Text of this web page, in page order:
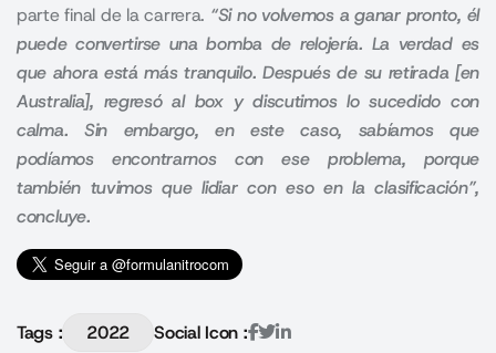
parte final de la carrera. “Si no volvemos a ganar pronto, él
puede convertirse una bomba de relojería. La verdad es
que ahora está más tranquilo. Después de su retirada [en
Australia], regresó al box y discutimos lo sucedido con
calma. Sin embargo, en este caso, sabíamos que
podíamos encontrarnos con ese problema, porque
también tuvimos que lidiar con eso en la clasificación”,
concluye.
Tags : 2022 Social Icon :